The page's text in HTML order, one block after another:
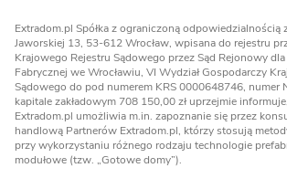
Extradom.pl Spółka z ograniczoną odpowiedzialnością
Jaworskiej 13, 53-612 Wrocław, wpisana do rejestru
Krajowego Rejestru Sądowego przez Sąd Rejonowy
Fabrycznej we Wrocławiu, VI Wydział Gospodarczy
Sądowego do pod numerem KRS 0000648746,
kapitale zakładowym 708 150,00 zł uprzejmie
Extradom.pl umożliwia m.in. zapoznanie się przez
handlową Partnerów Extradom.pl, którzy stosują
przy wykorzystaniu różnego rodzaju technologie
modułowe (tzw. „Gotowe domy”).